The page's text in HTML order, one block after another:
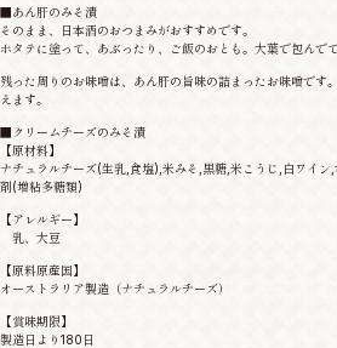
■あん肝のみそ漬
そのまま、日本酒のおつまみがおすすめです。
ホタテに塗って、あぶったり、ご飯のおとも。大葉で包んで
残った周りのお味噌は、あん肝の旨味の詰まったお味噌です
えます。
■クリームチーズのみそ漬
【原材料】
ナチュラルチーズ(生乳,食塩),米みそ,黒糖,米こうじ,白ワイン
剤(増粘多糖類)
【アレルギー】
乳、大豆
【原料原産国】
オーストラリア製造（ナチュラルチーズ）
【賞味期限】
製造日より180日